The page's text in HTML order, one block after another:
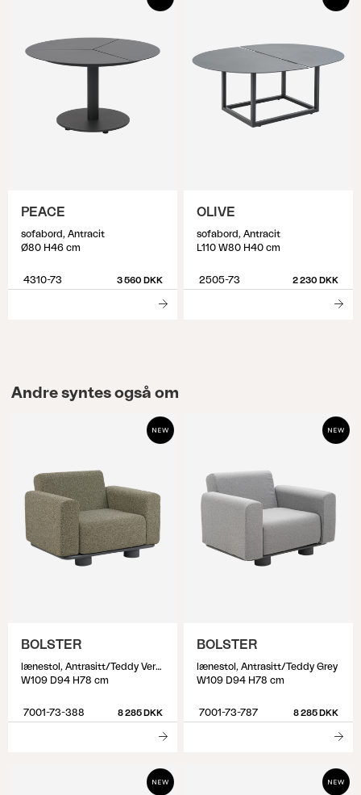
PEACE
sofabord, Antracit
Ø80 H46 cm
4310-73 3 560 DKK
OLIVE
sofabord, Antracit
L110 W80 H40 cm
2505-73 2 230 DKK
Andre syntes også om
BOLSTER
lænestol, Antrasitt/Teddy Verde
W109 D94 H78 cm
7001-73-388 8 285 DKK
BOLSTER
lænestol, Antrasitt/Teddy Grey
W109 D94 H78 cm
7001-73-787 8 285 DKK